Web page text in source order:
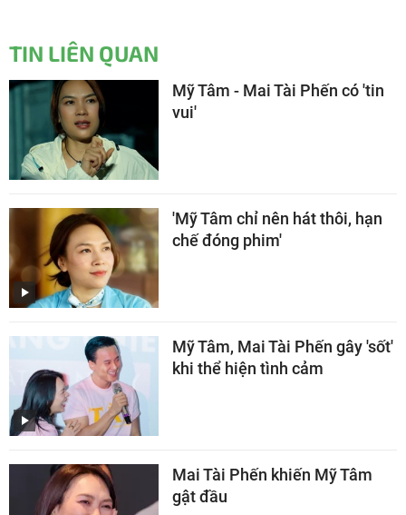
TIN LIÊN QUAN
Mỹ Tâm - Mai Tài Phến có 'tin
vui'
'Mỹ Tâm chỉ nên hát thôi, hạn
chế đóng phim'
Mỹ Tâm, Mai Tài Phến gây 'sốt'
khi thể hiện tình cảm
Mai Tài Phến khiến Mỹ Tâm
gật đầu